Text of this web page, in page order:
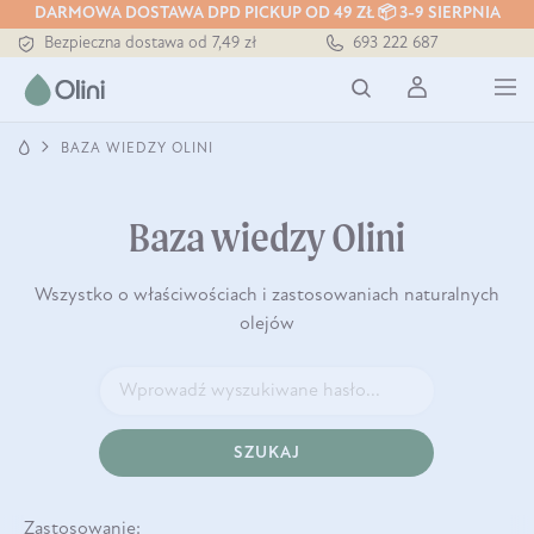
DARMOWA DOSTAWA DPD PICKUP OD 49 ZŁ 📦 3-9 SIERPNIA
Bezpieczna dostawa od 7,49 zł
Darmowa dostawa od 199 zł
693 222 687
BAZA WIEDZY OLINI
Baza wiedzy Olini
Wszystko o właściwościach i zastosowaniach naturalnych
olejów
SZUKAJ
Zastosowanie: